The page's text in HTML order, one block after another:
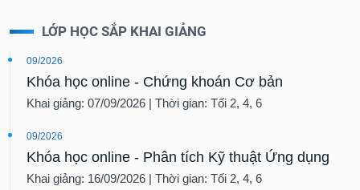
LỚP HỌC SẮP KHAI GIẢNG
09/2026
Khóa học online - Chứng khoán Cơ bản
Khai giảng: 07/09/2026 | Thời gian: Tối 2, 4, 6
09/2026
Khóa học online - Phân tích Kỹ thuật Ứng dụng
Khai giảng: 16/09/2026 | Thời gian: Tối 2, 4, 6